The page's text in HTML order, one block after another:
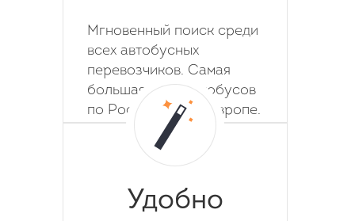
Мгновенный поиск среди
всех автобусных
перевозчиков. Самая
большая база автобусов
по России, СНГ и Европе.
Удобно